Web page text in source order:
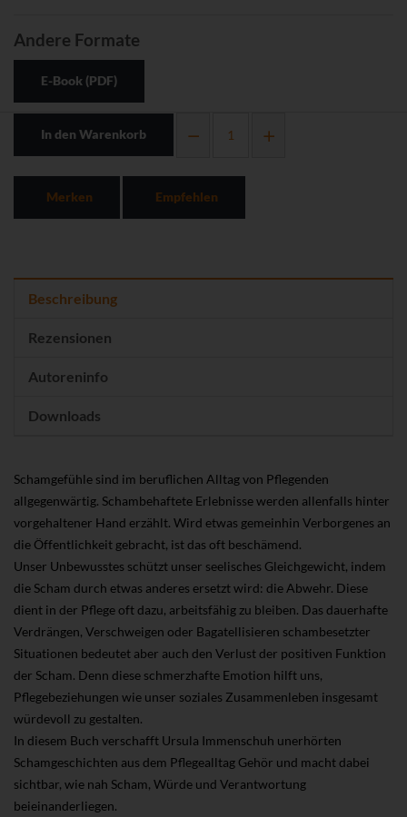
Andere Formate
E-Book (PDF)
In den Warenkorb
Merken Empfehlen
Beschreibung
Rezensionen
Autoreninfo
Downloads
Schamgefühle sind im beruflichen Alltag von Pflegenden
allgegenwärtig. Schambehaftete Erlebnisse werden allenfalls hinter
vorgehaltener Hand erzählt. Wird etwas gemeinhin Verborgenes an
die Öffentlichkeit gebracht, ist das oft beschämend.
Unser Unbewusstes schützt unser seelisches Gleichgewicht, indem
die Scham durch etwas anderes ersetzt wird: die Abwehr. Diese
dient in der Pflege oft dazu, arbeitsfähig zu bleiben. Das dauerhafte
Verdrängen, Verschweigen oder Bagatellisieren schambesetzter
Situationen bedeutet aber auch den Verlust der positiven Funktion
der Scham. Denn diese schmerzhafte Emotion hilft uns,
Pflegebeziehungen wie unser soziales Zusammenleben insgesamt
würdevoll zu gestalten.
In diesem Buch verschafft Ursula Immenschuh unerhörten
Schamgeschichten aus dem Pflegealltag Gehör und macht dabei
sichtbar, wie nah Scham, Würde und Verantwortung
beieinanderliegen.